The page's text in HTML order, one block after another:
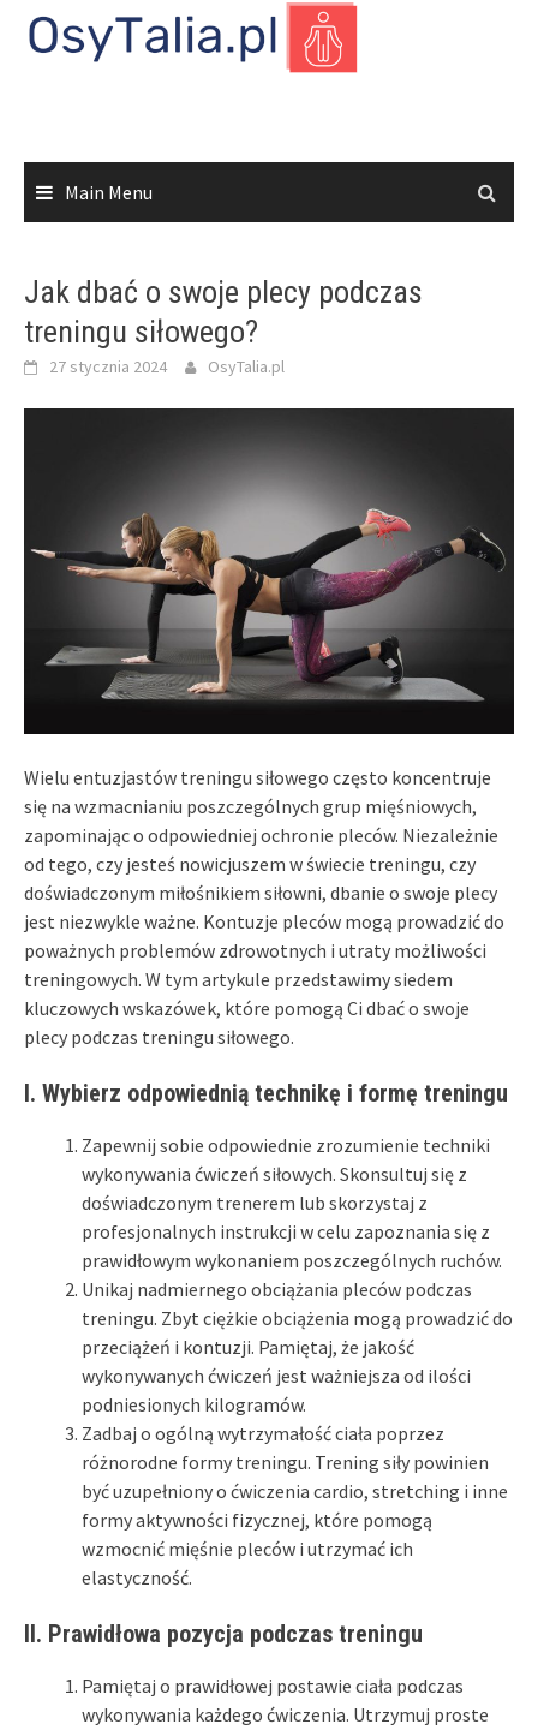
Main Menu
Jak dbać o swoje plecy podczas
treningu siłowego?
27 stycznia 2024 OsyTalia.pl
Wielu entuzjastów treningu siłowego często koncentruje
się na wzmacnianiu poszczególnych grup mięśniowych,
zapominając o odpowiedniej ochronie pleców. Niezależnie
od tego, czy jesteś nowicjuszem w świecie treningu, czy
doświadczonym miłośnikiem siłowni, dbanie o swoje plecy
jest niezwykle ważne. Kontuzje pleców mogą prowadzić do
poważnych problemów zdrowotnych i utraty możliwości
treningowych. W tym artykule przedstawimy siedem
kluczowych wskazówek, które pomogą Ci dbać o swoje
plecy podczas treningu siłowego.
I. Wybierz odpowiednią technikę i formę treningu
Zapewnij sobie odpowiednie zrozumienie techniki
wykonywania ćwiczeń siłowych. Skonsultuj się z
doświadczonym trenerem lub skorzystaj z
profesjonalnych instrukcji w celu zapoznania się z
prawidłowym wykonaniem poszczególnych ruchów.
Unikaj nadmiernego obciążania pleców podczas
treningu. Zbyt ciężkie obciążenia mogą prowadzić do
przeciążeń i kontuzji. Pamiętaj, że jakość
wykonywanych ćwiczeń jest ważniejsza od ilości
podniesionych kilogramów.
Zadbaj o ogólną wytrzymałość ciała poprzez
różnorodne formy treningu. Trening siły powinien
być uzupełniony o ćwiczenia cardio, stretching i inne
formy aktywności fizycznej, które pomogą
wzmocnić mięśnie pleców i utrzymać ich
elastyczność.
II. Prawidłowa pozycja podczas treningu
Pamiętaj o prawidłowej postawie ciała podczas
wykonywania każdego ćwiczenia. Utrzymuj proste